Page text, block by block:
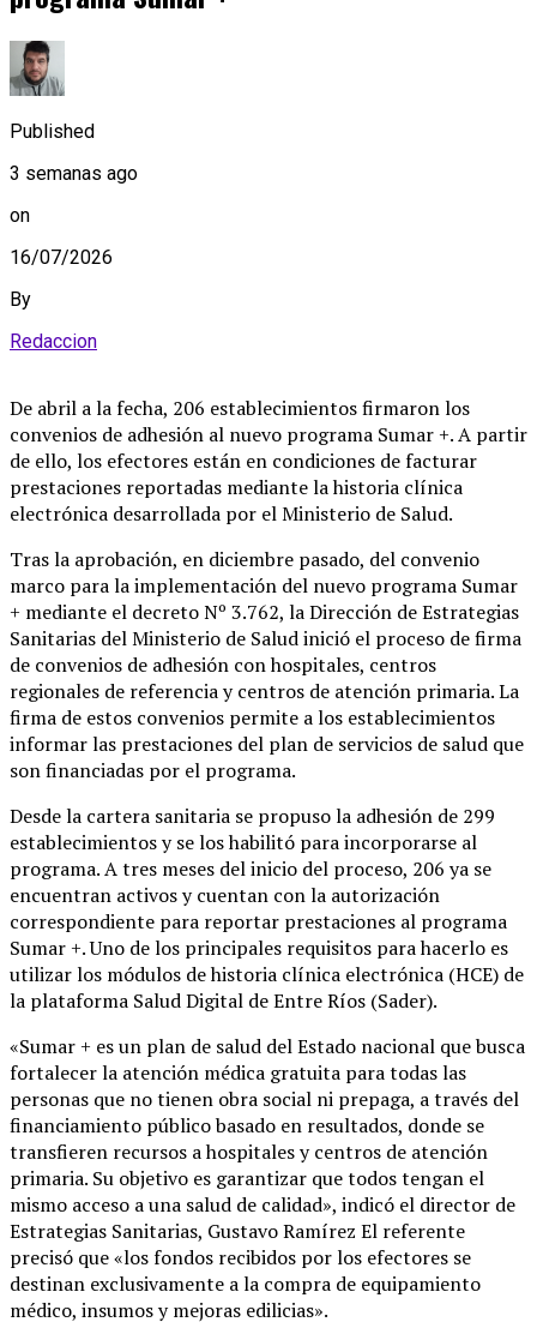
Published
3 semanas ago
on
16/07/2026
By
Redaccion
De abril a la fecha, 206 establecimientos firmaron los
convenios de adhesión al nuevo programa Sumar +. A partir
de ello, los efectores están en condiciones de facturar
prestaciones reportadas mediante la historia clínica
electrónica desarrollada por el Ministerio de Salud.
Tras la aprobación, en diciembre pasado, del convenio
marco para la implementación del nuevo programa Sumar
+ mediante el decreto Nº 3.762, la Dirección de Estrategias
Sanitarias del Ministerio de Salud inició el proceso de firma
de convenios de adhesión con hospitales, centros
regionales de referencia y centros de atención primaria. La
firma de estos convenios permite a los establecimientos
informar las prestaciones del plan de servicios de salud que
son financiadas por el programa.
Desde la cartera sanitaria se propuso la adhesión de 299
establecimientos y se los habilitó para incorporarse al
programa. A tres meses del inicio del proceso, 206 ya se
encuentran activos y cuentan con la autorización
correspondiente para reportar prestaciones al programa
Sumar +. Uno de los principales requisitos para hacerlo es
utilizar los módulos de historia clínica electrónica (HCE) de
la plataforma Salud Digital de Entre Ríos (Sader).
«Sumar + es un plan de salud del Estado nacional que busca
fortalecer la atención médica gratuita para todas las
personas que no tienen obra social ni prepaga, a través del
financiamiento público basado en resultados, donde se
transfieren recursos a hospitales y centros de atención
primaria. Su objetivo es garantizar que todos tengan el
mismo acceso a una salud de calidad», indicó el director de
Estrategias Sanitarias, Gustavo Ramírez El referente
precisó que «los fondos recibidos por los efectores se
destinan exclusivamente a la compra de equipamiento
médico, insumos y mejoras edilicias».